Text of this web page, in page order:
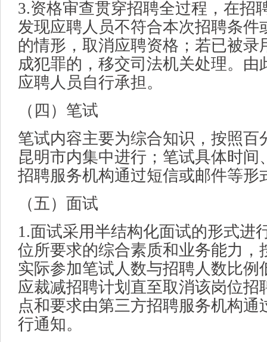
3.资格审查贯穿招聘全过程，在招
发现应聘人员不符合本次招聘条件
的情形，取消应聘资格；若已被录
成犯罪的，移交司法机关处理。由
应聘人员自行承担。
（四）笔试
笔试内容主要为综合知识，按照百
昆明市内集中进行；笔试具体时间
招聘服务机构通过短信或邮件等形
（五）面试
1.面试采用半结构化面试的形式进
位所要求的综合素质和业务能力，
实际参加笔试人数与招聘人数比例
应裁减招聘计划直至取消该岗位招
点和要求由第三方招聘服务机构通
行通知。